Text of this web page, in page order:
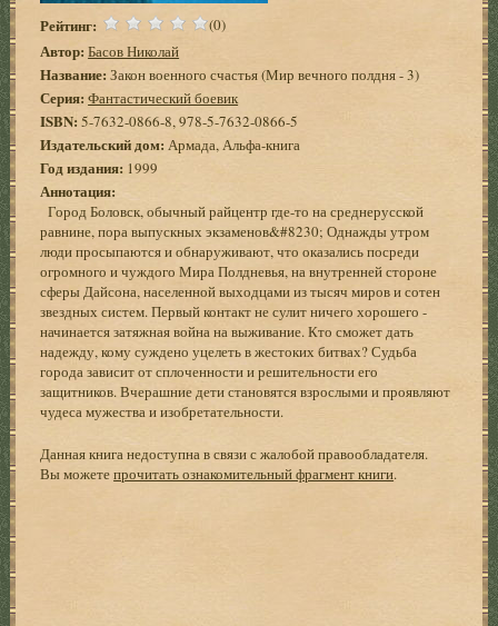
Рейтинг: (0)
Автор: Басов Николай
Название: Закон военного счастья (Мир вечного полдня - 3)
Серия: Фантастический боевик
ISBN:5-7632-0866-8, 978-5-7632-0866-5
Издательский дом: Армада, Альфа-книга
Год издания: 1999
Аннотация:
Город Боловск, обычный райцентр где-то на среднерусской
равнине, пора выпускных экзаменов&#8230; Однажды утром
люди просыпаются и обнаруживают, что оказались посреди
огромного и чуждого Мира Полдневья, на внутренней стороне
сферы Дайсона, населенной выходцами из тысяч миров и сотен
звездных систем. Первый контакт не сулит ничего хорошего -
начинается затяжная война на выживание. Кто сможет дать
надежду, кому суждено уцелеть в жестоких битвах? Судьба
города зависит от сплоченности и решительности его
защитников. Вчерашние дети становятся взрослыми и проявляют
чудеса мужества и изобретательности.
Данная книга недоступна в связи с жалобой правообладателя.
Вы можетепрочитать ознакомительный фрагмент книги.